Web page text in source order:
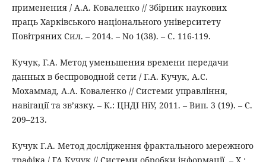
применения / А.А. Коваленко // Збірник наукових
праць Харківського національного університету
Повітряних Сил. – 2014. – No 1(38). – С. 116-119.
Кучук, Г.А. Метод уменьшения времени передачи
данных в беспроводной сети / Г.А. Кучук, А.С.
Мохаммад, А.А. Коваленко // Системи управління,
навігації та зв’язку. – К.: ЦНДІ НіУ, 2011. – Вип. 3 (19). – С.
209–213.
Кучук Г.А. Метод дослідження фрактального мережного